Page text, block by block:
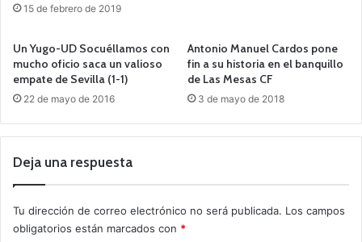
15 de febrero de 2019
Un Yugo-UD Socuéllamos con
mucho oficio saca un valioso
empate de Sevilla (1-1)
22 de mayo de 2016
Antonio Manuel Cardos pone
fin a su historia en el banquillo
de Las Mesas CF
3 de mayo de 2018
Deja una respuesta
Tu dirección de correo electrónico no será publicada. Los campos
obligatorios están marcados con *